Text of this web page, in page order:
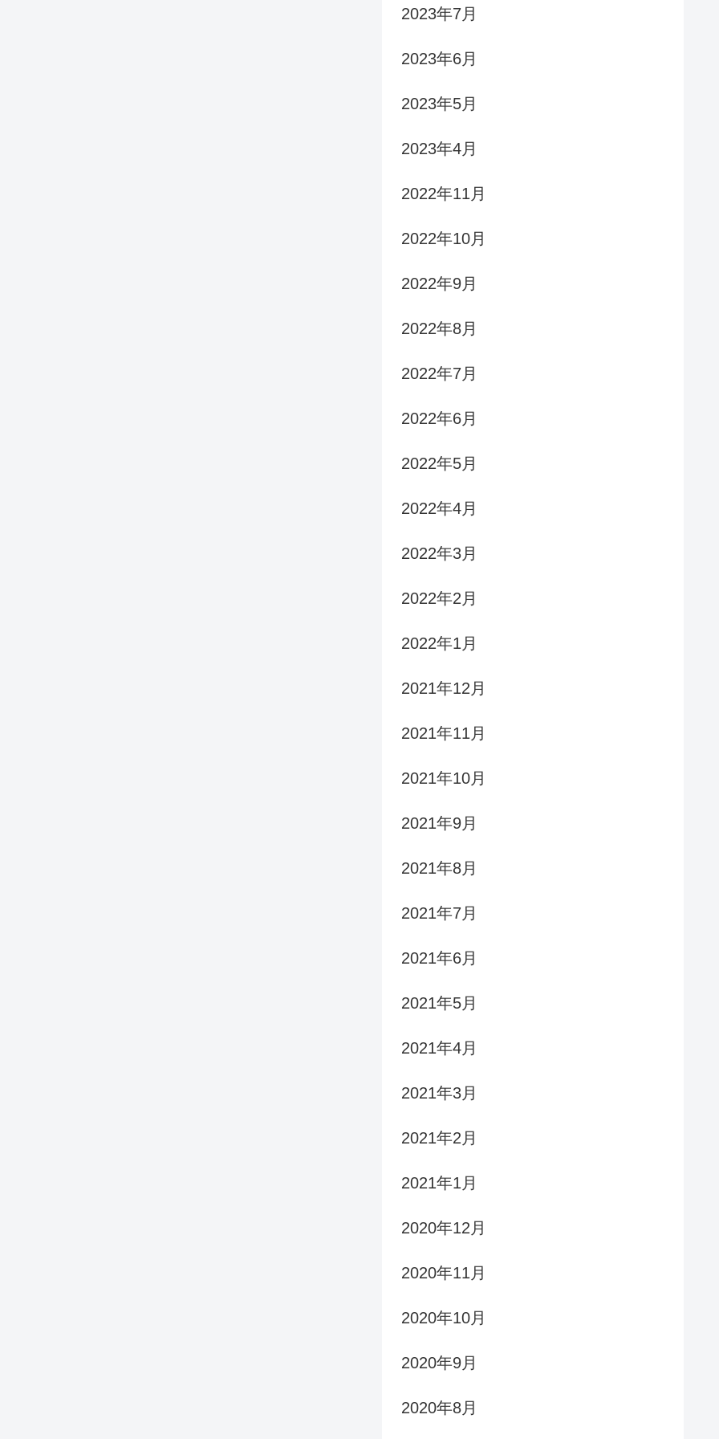
2023年7月
2023年6月
2023年5月
2023年4月
2022年11月
2022年10月
2022年9月
2022年8月
2022年7月
2022年6月
2022年5月
2022年4月
2022年3月
2022年2月
2022年1月
2021年12月
2021年11月
2021年10月
2021年9月
2021年8月
2021年7月
2021年6月
2021年5月
2021年4月
2021年3月
2021年2月
2021年1月
2020年12月
2020年11月
2020年10月
2020年9月
2020年8月